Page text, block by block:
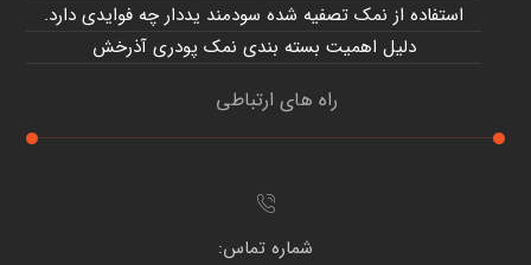
استفاده از نمک تصفیه شده سودمند یددار چه فوایدی دارد.
دلیل اهمیت بسته بندی نمک پودری آذرخش
راه های ارتباطی
شماره تماس: